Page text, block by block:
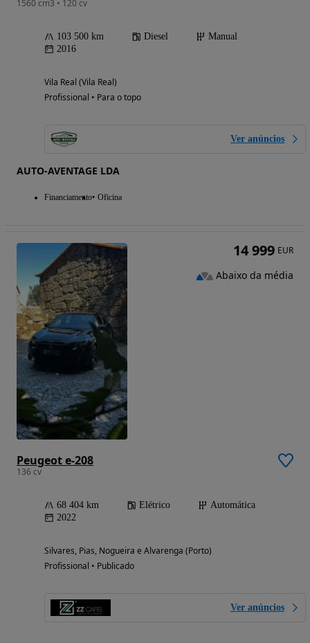
1560 cm3 • 120 cv
103 500 km Diesel
Manual
2016
Vila Real (Vila Real)
Profissional • Para o topo
Ver anúncios
AUTO-AVENTAGE LDA
Financiamento Oficina
Peugeot e-208
136 cv
68 404 km Elétrico
Automática
2022
Silvares, Pias, Nogueira e Alvarenga (Porto)
Profissional • Publicado
Ver anúncios
14 999 EUR
Abaixo da média